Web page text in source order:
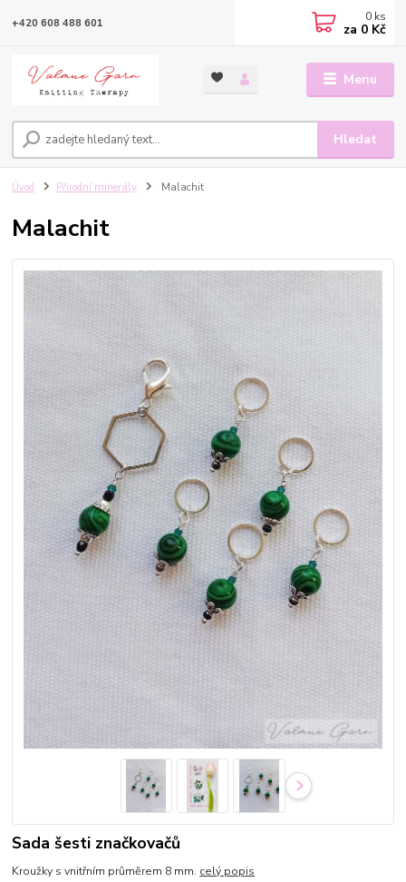
Menu
Hledat
+420 608 488 601 0 ks
za 0 Kč
Úvod Přírodní minerály Malachit
Malachit
Sada šesti značkovačů
Kroužky s vnitřním průměrem 8 mm. celý popis